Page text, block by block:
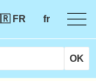
FR
fr